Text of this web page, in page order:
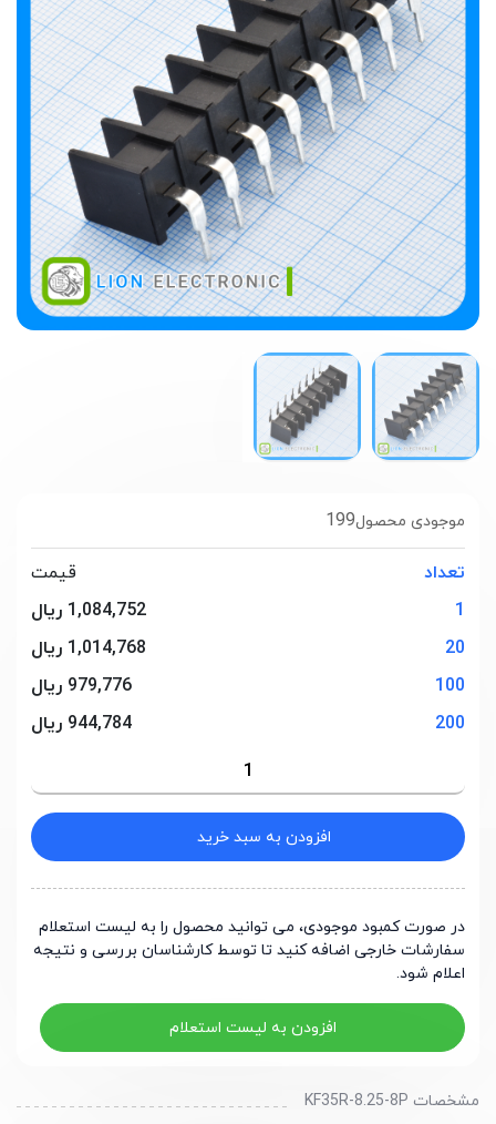
199موجودی محصول
تعداد
قیمت
1
1,084,752 ریال
20
1,014,768 ریال
100
979,776 ریال
200
944,784 ریال
افزودن به سبد خرید
در صورت کمبود موجودی، می توانید محصول را به لیست استعلام
سفارشات خارجی اضافه کنید تا توسط کارشناسان بررسی و نتیجه
اعلام شود.
افزودن به لیست استعلام
مشخصات KF35R-8.25-8P